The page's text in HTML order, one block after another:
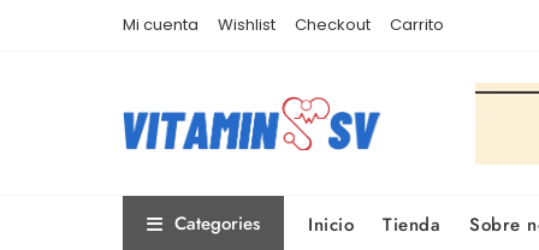
Mi cuenta Wishlist Checkout Carrito
Categories Inicio Tienda Sobre